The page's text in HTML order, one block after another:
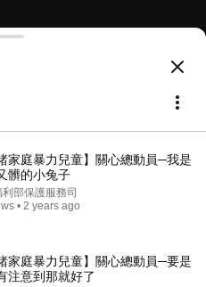
報知能】主動關心，兒虐
more
家庭暴力兒童】關心總動員─我是
髒的小兔子
部保護服務司
• 2 years ago
家庭暴力兒童】關心總動員─要是
注意到那就好了